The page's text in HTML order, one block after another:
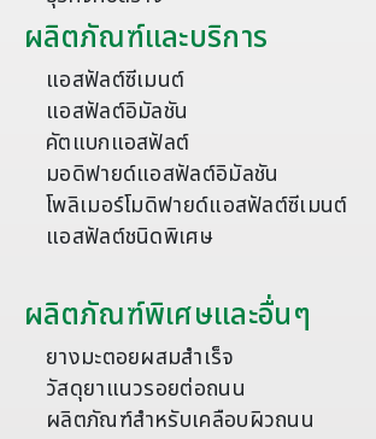
ผลิตภัณฑ์และบริการ
แอสฟัลต์ซีเมนต์
แอสฟัลต์อิมัลชัน
คัตแบกแอสฟัลต์
มอดิฟายด์แอสฟัลต์อิมัลชัน
โพลิเมอร์โมดิฟายด์แอสฟัลต์ซีเมนต์
แอสฟัลต์ชนิดพิเศษ
ผลิตภัณฑ์พิเศษและอื่นๆ
ยางมะตอยผสมสำเร็จ
วัสดุยาแนวรอยต่อถนน
ผลิตภัณฑ์สำหรับเคลือบผิวถนน